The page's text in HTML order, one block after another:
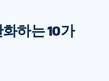
하는 10가